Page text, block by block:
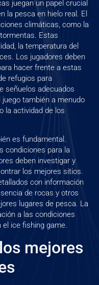
juegan un papel crucial
la pesca en hielo real. El
climáticas, como la
Estas
la temperatura del
Los jugadores deben
hacer frente a estas
refugios para
señuelos adecuados
también a menudo
la actividad de los
es fundamental.
condiciones para la
deben investigar y
los mejores sitios.
con información
de rocas y otros
lugares de pesca. La
a las condiciones
ice fishing game.
mejores